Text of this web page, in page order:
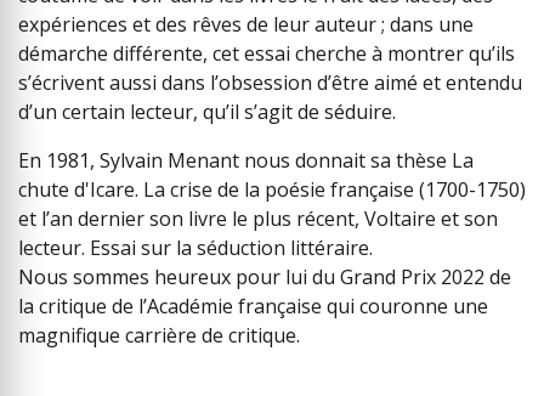
expériences et des rêves de leur auteur ; dans une
démarche différente, cet essai cherche à montrer qu’ils
s’écrivent aussi dans l’obsession d’être aimé et entendu
d’un certain lecteur, qu’il s’agit de séduire.
En 1981, Sylvain Menant nous donnait sa thèse La
chute d'Icare. La crise de la poésie française (1700-1750)
et l’an dernier son livre le plus récent, Voltaire et son
lecteur. Essai sur la séduction littéraire.
Nous sommes heureux pour lui du Grand Prix 2022 de
la critique de l’Académie française qui couronne une
magnifique carrière de critique.